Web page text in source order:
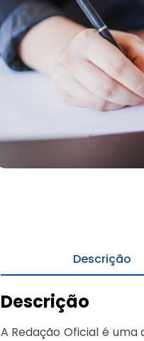
Descrição
Descrição
A Redação Oficial é